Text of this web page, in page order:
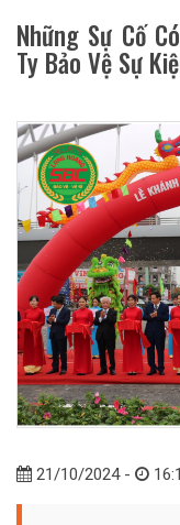
Những Sự Cố
Ty Bảo Vệ Sự
21/10/2024 -